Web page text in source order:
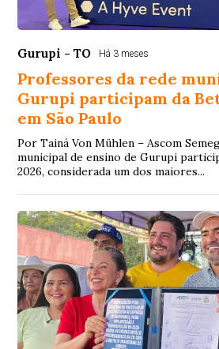
Gurupi - TO Há 3 meses
Professores da rede
Gurupi participam da
em São Paulo
Por Tainá Von Mühlen – Ascom
municipal de ensino de Gurupi
2026, considerada um dos maiores...